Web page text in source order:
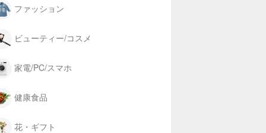
ファッション
ビューティー/コスメ
家電/PC/スマホ
健康食品
花・ギフト